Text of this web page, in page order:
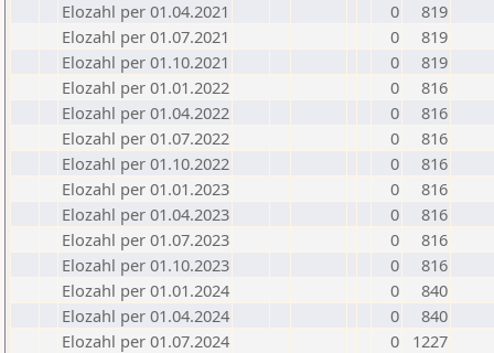
Elozahl per 01.04.2021
0
819
Elozahl per 01.07.2021
0
819
Elozahl per 01.10.2021
0
819
Elozahl per 01.01.2022
0
816
Elozahl per 01.04.2022
0
816
Elozahl per 01.07.2022
0
816
Elozahl per 01.10.2022
0
816
Elozahl per 01.01.2023
0
816
Elozahl per 01.04.2023
0
816
Elozahl per 01.07.2023
0
816
Elozahl per 01.10.2023
0
816
Elozahl per 01.01.2024
0
840
Elozahl per 01.04.2024
0
840
Elozahl per 01.07.2024
0
1227